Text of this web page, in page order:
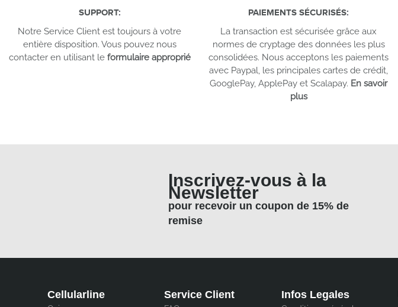
SUPPORT:
Notre Service Client est toujours à votre
entière disposition. Vous pouvez nous
contacter en utilisant le formulaire approprié
PAIEMENTS SÉCURISÉS:
La transaction est sécurisée grâce aux
normes de cryptage des données les plus
consolidées. Nous acceptons les paiements
avec Paypal, les principales cartes de crédit,
GooglePay, ApplePay et Scalapay. En savoir
plus
Inscrivez-vous à la
Newsletter
pour recevoir un coupon de 15% de
remise
Cellularline Service Client Infos Legales